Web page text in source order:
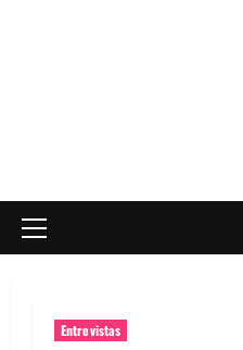
Menú
Entrevistas